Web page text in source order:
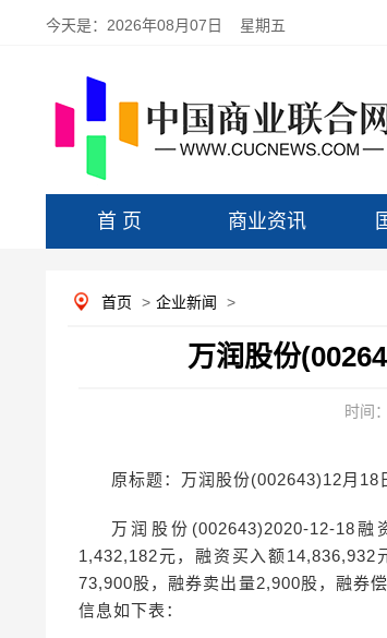
今天是： 2026年08月07日 星期五
首 页 商业资讯
首页 > 企业新闻 >
万润股份
时间
原标题：万润股份(002643)12月18
万润股份(002643)2020-12-18
1,432,182元，融资买入额
73,900股，融券卖出量2,900股，融券
信息如下表：